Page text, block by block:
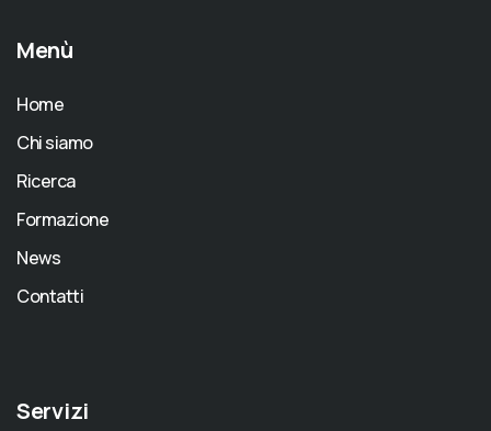
Menù
Home
Chi siamo
Ricerca
Formazione
News
Contatti
Servizi